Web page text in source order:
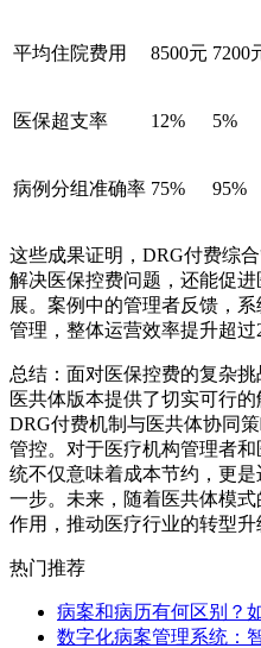
平均住院费用 8500元 7200
医保超支率 12% 5%
病例分组准确率 75% 95%
这些成果证明，DRG付费综
解决医保控费问题，还能促
展。案例中的管理者反馈，
管理，整体运营效率提升超过
总结：面对医保控费的复杂
医共体版本提供了切实可行
DRG付费机制与医共体协同
管控。对于医疗机构管理者
统不仅意味着成本节约，更
一步。未来，随着医共体模
作用，推动医疗行业的转型升
热门推荐
病案和病历有何区别？
数字化病案管理系统：